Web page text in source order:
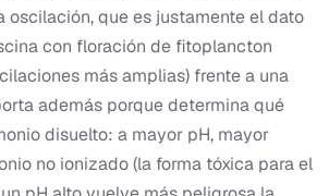
oscilación, que es justamente el dato
con floración de fitoplancton
más amplias) frente a una
además porque determina qué
disuelto: a mayor pH, mayor
no ionizado (la forma tóxica para el